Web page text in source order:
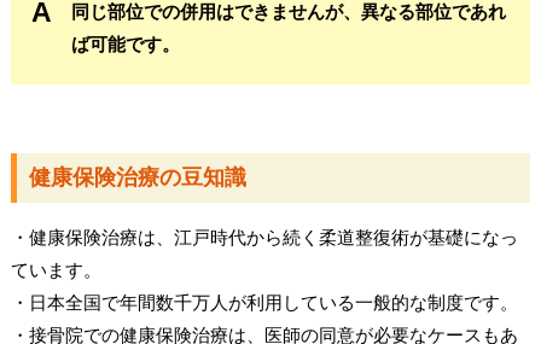
同じ部位での併用はできませんが、異なる部位であれ
ば可能です。
健康保険治療の豆知識
・健康保険治療は、江戸時代から続く柔道整復術が基礎になっ
ています。
・日本全国で年間数千万人が利用している一般的な制度です。
・接骨院での健康保険治療は、医師の同意が必要なケースもあ